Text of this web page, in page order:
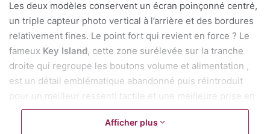
Les deux modèles conservent un écran poinçonné centré,
un triple capteur photo vertical à l’arrière et des bordures
relativement fines. Le point fort qui revient en force ? Le
fameux Key Island, cette zone surélevée sur la tranche
droite qui regroupe les boutons volume et alimentation ,
est un détail emblématique abandonné puis réintroduit
pour un meilleur ressenti tactile et une meilleure prise en
main.
Afficher plus